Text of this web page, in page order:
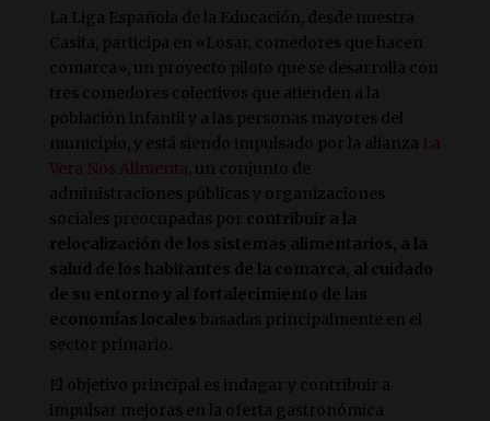
La Liga Española de la Educación, desde nuestra
Casita, participa en «Losar, comedores que hacen
comarca», un proyecto piloto que se desarrolla con
tres comedores colectivos que atienden a la
población infantil y a las personas mayores del
municipio, y está siendo impulsado por la alianza La
Vera Nos Alimenta , un conjunto de
administraciones públicas y organizaciones
sociales preocupadas por contribuir a la
relocalización de los sistemas alimentarios, a la
salud de los habitantes de la comarca, al cuidado
de su entorno y al fortalecimiento de las
economías locales basadas principalmente en el
sector primario.
El objetivo principal es indagar y contribuir a
impulsar mejoras en la oferta gastronómica